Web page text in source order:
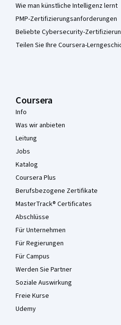
Wie man künstliche Intelligenz lernt
PMP-Zertifizierungsanforderungen
Beliebte Cybersecurity-
Teilen Sie Ihre Coursera-
Coursera
Info
Was wir anbieten
Leitung
Jobs
Katalog
Coursera Plus
Berufsbezogene Zertifikate
MasterTrack® Certificates
Abschlüsse
Für Unternehmen
Für Regierungen
Für Campus
Werden Sie Partner
Soziale Auswirkung
Freie Kurse
Udemy